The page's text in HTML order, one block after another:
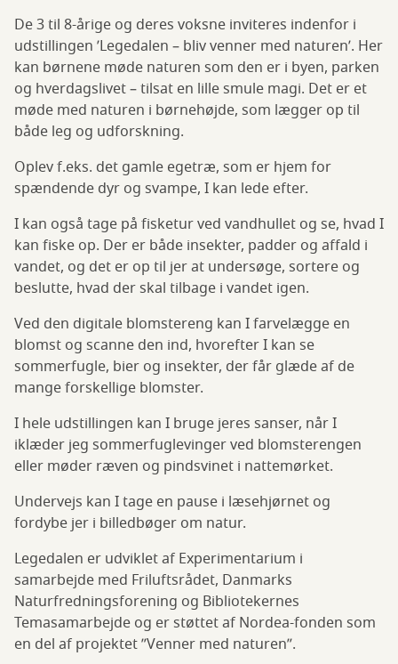
venner
med
naturen
De 3 til 8-årige og deres voksne inviteres indenfor i
udstillingen ’Legedalen – bliv venner med naturen’. Her
kan børnene møde naturen som den er i byen, parken
og hverdagslivet – tilsat en lille smule magi. Det er et
møde med naturen i børnehøjde, som lægger op til
både leg og udforskning.
Oplev f.eks. det gamle egetræ, som er hjem for
spændende dyr og svampe, I kan lede efter.
I kan også tage på fisketur ved vandhullet og se, hvad I
kan fiske op. Der er både insekter, padder og affald i
vandet, og det er op til jer at undersøge, sortere og
beslutte, hvad der skal tilbage i vandet igen.
Ved den digitale blomstereng kan I farvelægge en
blomst og scanne den ind, hvorefter I kan se
sommerfugle, bier og insekter, der får glæde af de
mange forskellige blomster.
I hele udstillingen kan I bruge jeres sanser, når I
iklæder jeg sommerfuglevinger ved blomsterengen
eller møder ræven og pindsvinet i nattemørket.
Undervejs kan I tage en pause i læsehjørnet og
fordybe jer i billedbøger om natur.
Legedalen er udviklet af Experimentarium i
samarbejde med Friluftsrådet, Danmarks
Naturfredningsforening og Bibliotekernes
Temasamarbejde og er støttet af Nordea-fonden som
en del af projektet ”Venner med naturen”.